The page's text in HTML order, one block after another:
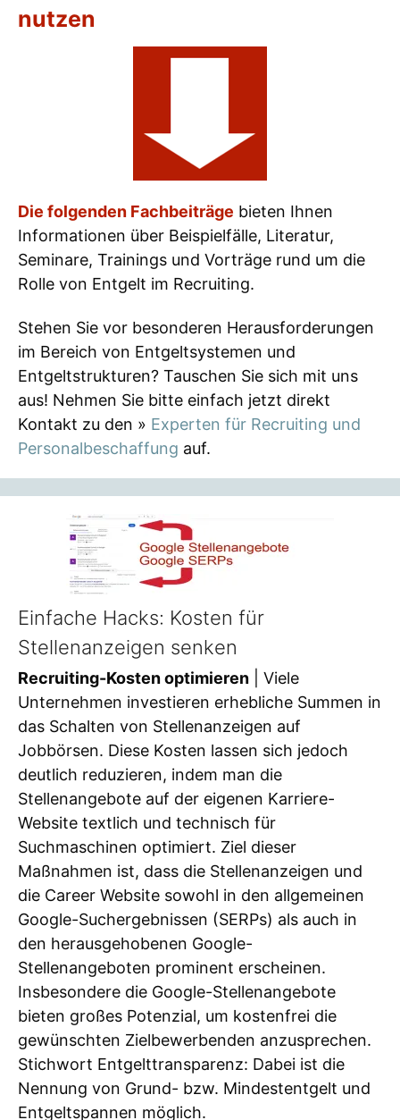
nutzen
Die folgenden Fachbeiträge bieten Ihnen
Informationen über Beispielfälle, Literatur,
Seminare, Trainings und Vorträge rund um die
Rolle von Entgelt im Recruiting.
Stehen Sie vor besonderen Herausforderungen
im Bereich von Entgeltsystemen und
Entgeltstrukturen? Tauschen Sie sich mit uns
aus! Nehmen Sie bitte einfach jetzt direkt
Kontakt zu den » Experten für Recruiting und
Personalbeschaffung auf.
Einfache Hacks: Kosten für
Stellenanzeigen senken
Recruiting-Kosten optimieren | Viele
Unternehmen investieren erhebliche Summen in
das Schalten von Stellenanzeigen auf
Jobbörsen. Diese Kosten lassen sich jedoch
deutlich reduzieren, indem man die
Stellenangebote auf der eigenen Karriere-
Website textlich und technisch für
Suchmaschinen optimiert. Ziel dieser
Maßnahmen ist, dass die Stellenanzeigen und
die Career Website sowohl in den allgemeinen
Google-Suchergebnissen (SERPs) als auch in
den herausgehobenen Google-
Stellenangeboten prominent erscheinen.
Insbesondere die Google-Stellenangebote
bieten großes Potenzial, um kostenfrei die
gewünschten Zielbewerbenden anzusprechen.
Stichwort Entgelttransparenz: Dabei ist die
Nennung von Grund- bzw. Mindestentgelt und
Entgeltspannen möglich.